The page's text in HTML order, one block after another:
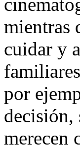
mientras
cuidar y
por
decisión,
merecen